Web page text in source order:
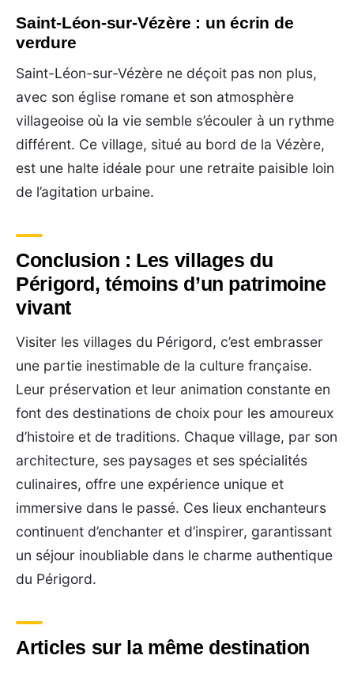
Saint-Léon-sur-Vézère : un écrin de
verdure
Saint-Léon-sur-Vézère ne déçoit pas non plus,
avec son église romane et son atmosphère
villageoise où la vie semble s’écouler à un rythme
différent. Ce village, situé au bord de la Vézère,
est une halte idéale pour une retraite paisible loin
de l’agitation urbaine.
Conclusion : Les villages du
Périgord, témoins d’un patrimoine
vivant
Visiter les villages du Périgord, c’est embrasser
une partie inestimable de la culture française.
Leur préservation et leur animation constante en
font des destinations de choix pour les amoureux
d’histoire et de traditions. Chaque village, par son
architecture, ses paysages et ses spécialités
culinaires, offre une expérience unique et
immersive dans le passé. Ces lieux enchanteurs
continuent d’enchanter et d’inspirer, garantissant
un séjour inoubliable dans le charme authentique
du Périgord.
Articles sur la même destination